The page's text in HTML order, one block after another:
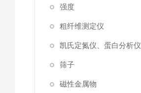
强度
粗纤维测定仪
凯氏定氮仪、蛋白分析仪
筛子
磁性金属物